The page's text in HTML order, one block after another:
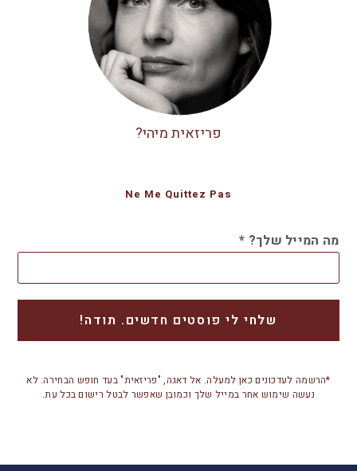
פריזאית מיהי?
Ne Me Quittez Pas
מה המייל שלך? *
*הרשמה לעדכונים כאן למעלה. אל דאגה, "פריזאית" בעד חופש הבחירה. לא
נעשה שימוש אחר במייל שלך וכמובן שאפשר לבטל רישום בכל עת.